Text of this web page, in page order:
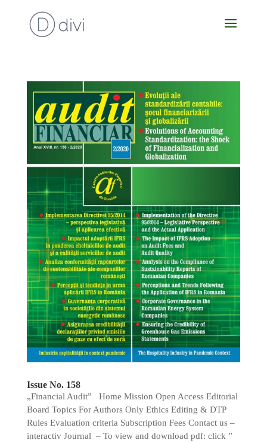
Issue No. 158
„Financial Audit” Home Mission Open Access Editorial
Board Topics For Authors Only Ethics Editing & DTP
Rules Evaluation criteria Subscription Fees Contact us –
interactiv Journal – To view and download pdf: click ”